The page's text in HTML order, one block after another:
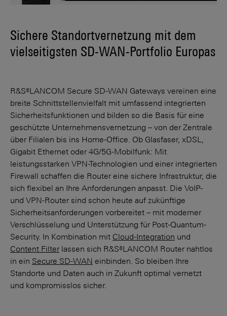
Sichere Standortvernetzung mit dem
vielseitigsten SD-WAN-Portfolio Europas
R&S®LANCOM Secure SD-WAN Gateways vereinen eine
breite Schnittstellenvielfalt mit umfassend integrierten
Sicherheitsfunktionen und bilden so die Basis für eine
geschützte Unternehmens­vernetzung – von der Zentrale
über Filialen bis ins Home-Office. Ob Glasfaser, xDSL,
Gigabit Ethernet oder 4G/5G-Mobilfunk: Mit
leistungsstarken VPN-Technologien und einer integrierten
Firewall schaffen die Router eine sichere Infrastruktur, die
sich flexibel an Ihre Anforderungen anpasst. Die VoIP-
und VPN-Router sind schon heute auf zukünftige
Sicherheitsanforderungen vorbereitet – mit moderner
Verschlüsselung und Unterstützung für Post-Quantum-
Security. In Kombination mit Cloud-Integration und
Content Filterlassen sich R&S®LANCOM Router nahtlos
in ein Secure SD-WAN einbinden. So bleiben Ihre
Standorte und Daten auch in Zukunft optimal vernetzt
und kompromisslos sicher.